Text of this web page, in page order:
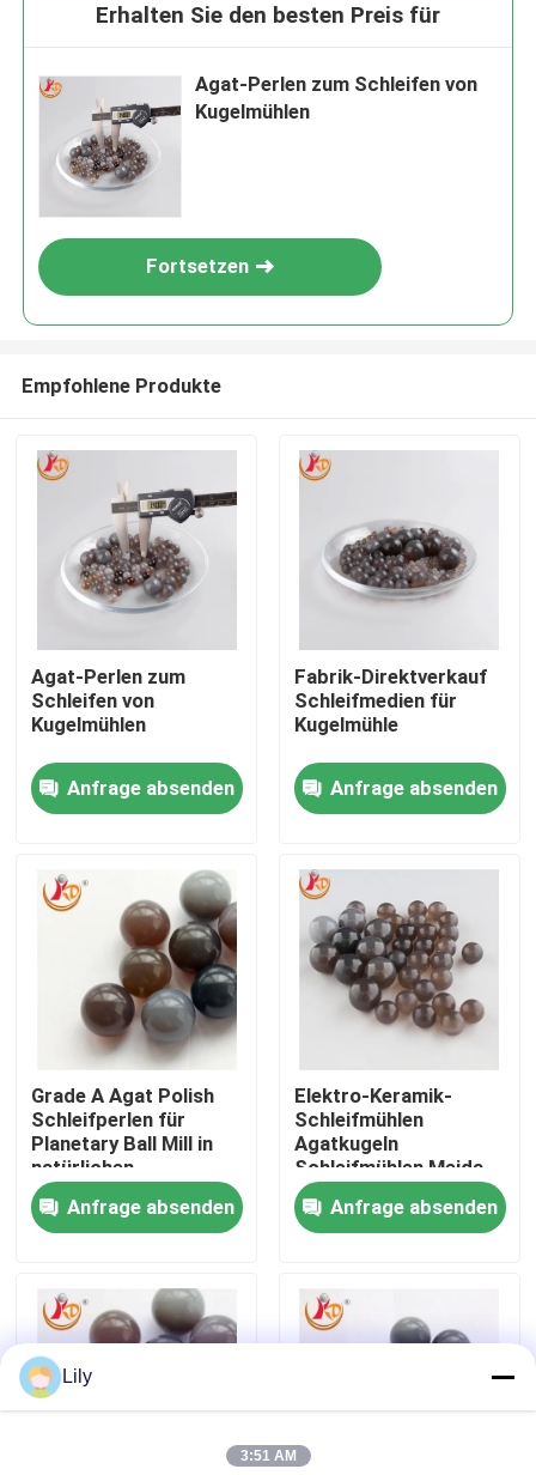
Startseite
Über uns
Fabrik Tour
Qualitätskontrolle
Kontakt
Nachrichten
Planetarische Ball-Mühle
Rollen-Ball-Mühle
Erhalten Sie den besten Preis für
Agat-Perlen zum Schleifen von
Kugelmühlen
Fortsetzen
Empfohlene Produkte
Agat-Perlen zum
Schleifen von
Kugelmühlen
Anfrage absenden
Fabrik-Direktverkauf
Schleifmedien für
Kugelmühle
Anfrage absenden
Grade A Agat Polish
Schleifperlen für
Planetary Ball Mill in
natürlichen
brasilianischen 1-
30mmAnfrage absenden
Elektro-Keramik-
Schleifmühlen
Agatkugeln
Schleifmühlen Meida
für das Labor
Planetarische
Kugelmühle
Anfrage absenden
Lily
3:51 AM